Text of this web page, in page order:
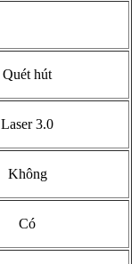
Quét hút
Laser 3.0
Không
Có